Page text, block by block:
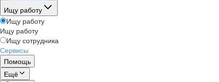
Ищу работу
Ищу работу
Ищу работу
Ищу сотрудника
Сервисы
Помощь
Ещё